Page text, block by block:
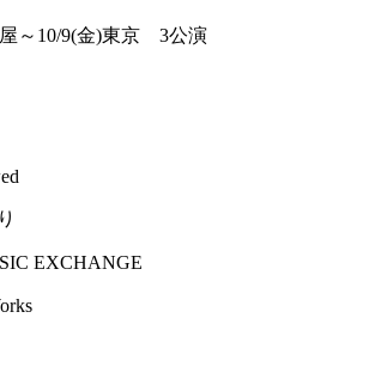
～10/9(金)東京 3公演
EXCHANGE